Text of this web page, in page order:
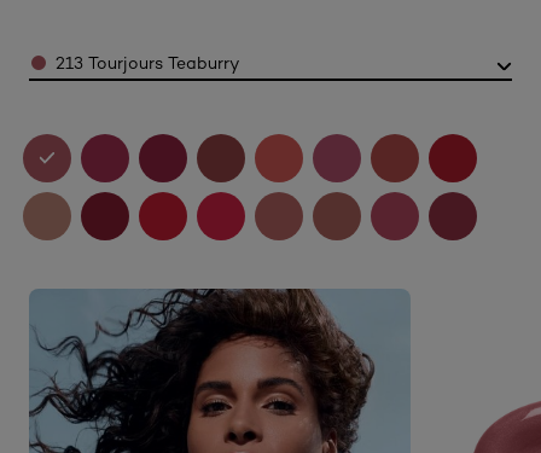
Color213 Tourjours Teaburry